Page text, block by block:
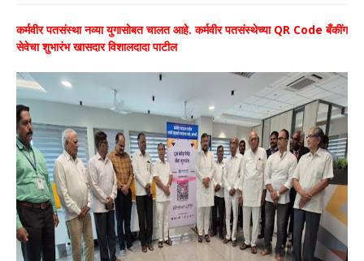
कर्मवीर पतसंस्था नव्या युगासोबत चालत आहे. कर्मवीर पतसंस्थेच्या QR Code बँकींग
सेवेचा शुभारंभ खासदार विशालदादा पाटील